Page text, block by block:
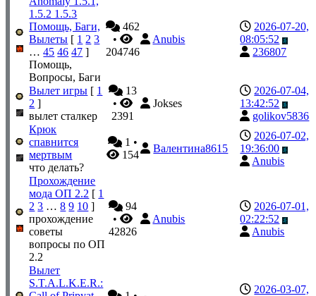
1.5.2 1.5.3
Помощь, Баги,
Вылеты [ 1 2 3
…45 46 47 ]
Помощь,
Вопросы, Баги
462
•
204746
Anubis
2026-07-20,
08:05:52
236807
Вылет игры [ 1
2 ]
вылет сталкер
13
•
2391
Jokses
2026-07-04,
13:42:52
golikov5836
Крюк
спавнится
мертвым
что делать?
1 •
154
Валентина8615
2026-07-02,
19:36:00
Anubis
Прохождение
мода ОП 2.2 [ 1
2 3 …8 9 10 ]
прохождение
советы
вопросы по ОП
2.2
94
•
42826
Anubis
2026-07-01,
02:22:52
Anubis
Вылет
S.T.A.L.K.E.R.:
2026-03-07,